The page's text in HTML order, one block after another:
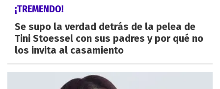
¡TREMENDO!
Se supo la verdad detrás de la pelea de
Tini Stoessel con sus padres y por qué no
los invita al casamiento